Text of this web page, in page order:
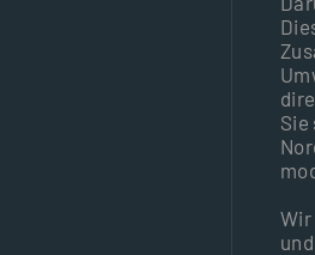
Sie
Wir